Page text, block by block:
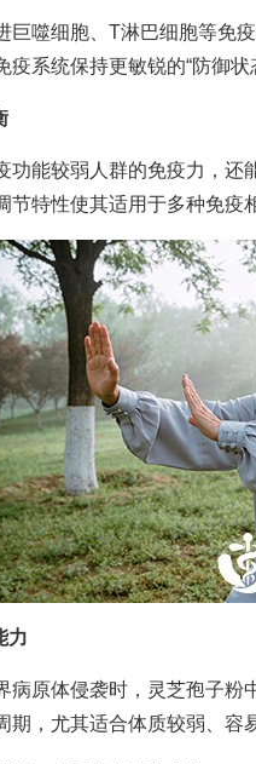
噬细胞、T淋巴细胞等免疫
系统保持更敏锐的“防御状
能较弱人群的免疫力，还
节特性使其适用于多种免疫
力
原体侵袭时，灵芝孢子粉
期，尤其适合体质较弱、容